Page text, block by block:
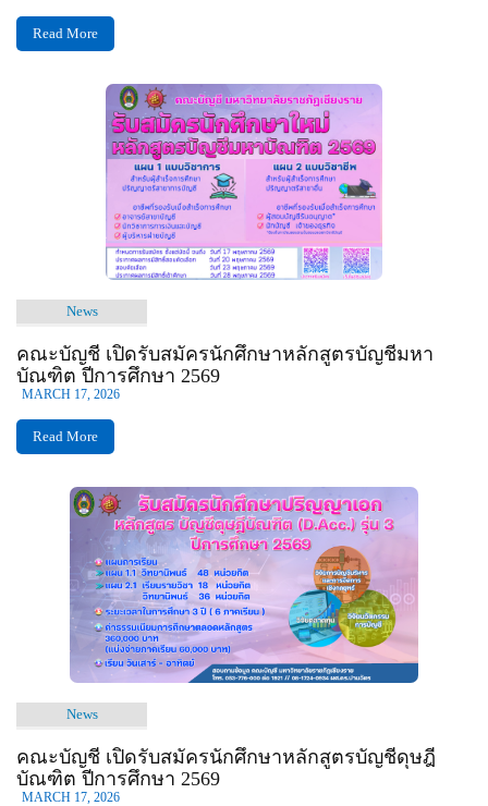
Read More
News
คณะบัญชี เปิดรับสมัครนักศึกษาหลักสูตรบัญชีมหา
บัณฑิต ปีการศึกษา 2569
MARCH 17, 2026
Read More
News
คณะบัญชี เปิดรับสมัครนักศึกษาหลักสูตรบัญชีดุษฎี
บัณฑิต ปีการศึกษา 2569
MARCH 17, 2026